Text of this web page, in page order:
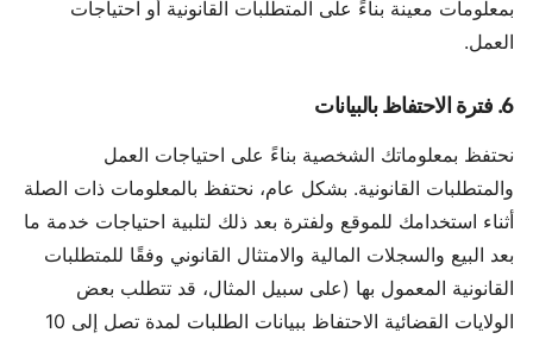
بمعلومات معينة بناءً على المتطلبات القانونية أو احتياجات
العمل.
6. فترة الاحتفاظ بالبيانات
نحتفظ بمعلوماتك الشخصية بناءً على احتياجات العمل
والمتطلبات القانونية. بشكل عام، نحتفظ بالمعلومات ذات الصلة
أثناء استخدامك للموقع ولفترة بعد ذلك لتلبية احتياجات خدمة ما
بعد البيع والسجلات المالية والامتثال القانوني وفقًا للمتطلبات
القانونية المعمول بها (على سبيل المثال، قد تتطلب بعض
الولايات القضائية الاحتفاظ ببيانات الطلبات لمدة تصل إلى 10